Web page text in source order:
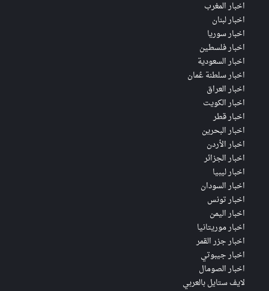
اخبار المغرب
اخبار لبنان
اخبار سوريا
اخبار فلسطين
اخبار السعودية
اخبار سلطنة عُمان
اخبار العراق
اخبار الكويت
اخبار قطر
اخبار البحرين
اخبار الأردن
اخبار الجزائر
اخبار ليبيا
اخبار السودان
اخبار تونس
اخبار اليمن
اخبار موريتانيا
اخبار جزر القمر
اخبار جيبوتي
اخبار الصومال
لايف ستايل بالعربي